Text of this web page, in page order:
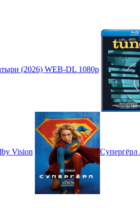
(2026) WEB-DL 1080p
Vision